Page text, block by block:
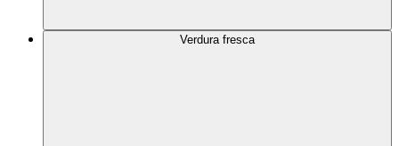
Verdura fresca